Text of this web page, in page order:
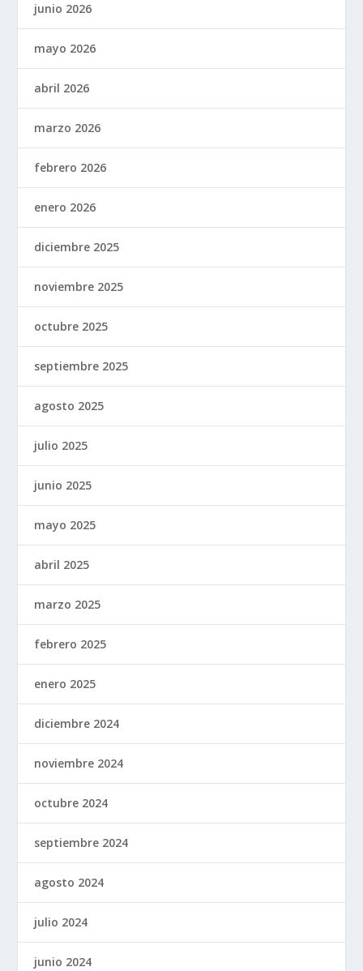
junio 2026
mayo 2026
abril 2026
marzo 2026
febrero 2026
enero 2026
diciembre 2025
noviembre 2025
octubre 2025
septiembre 2025
agosto 2025
julio 2025
junio 2025
mayo 2025
abril 2025
marzo 2025
febrero 2025
enero 2025
diciembre 2024
noviembre 2024
octubre 2024
septiembre 2024
agosto 2024
julio 2024
junio 2024